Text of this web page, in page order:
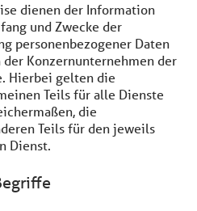
dienen der Information
und Zwecke der
personenbezogener Daten
Konzernunternehmen der
Hierbei gelten die
Teils für alle Dienste
die
Teils für den jeweils
Dienst.